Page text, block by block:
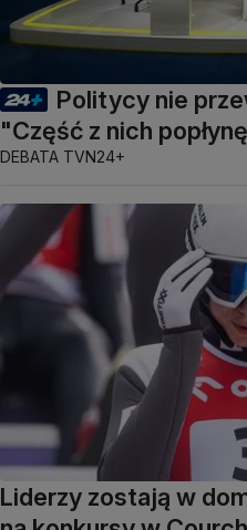
Politycy nie
"Część z nich
DEBATA TVN24+
Liderzy zostają w